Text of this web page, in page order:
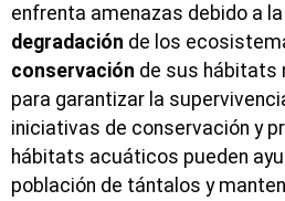
enfrenta amenazas debido a
degradación de los
conservación de sus hábitats
para garantizar la
iniciativas de conservación y
hábitats acuáticos pueden
población de tántalos y